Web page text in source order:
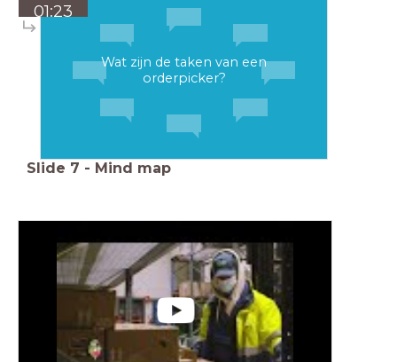
01:23
Wat zijn de taken van een
orderpicker?
Slide 7 - Mind map